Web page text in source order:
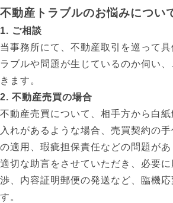
不動産トラブルのお悩みについ
1. ご相談
当事務所にて、不動産取引を巡って
ラブルや問題が生じているのか伺い
きます。
2. 不動産売買の場合
不動産売買について、相手方から白
入れがあるような場合、売買契約の
の適用、瑕疵担保責任などの問題があ
適切な助言をさせていただき、必要
渉、内容証明郵便の発送など、臨機応
す。